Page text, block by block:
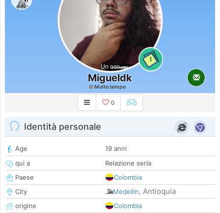
1
Un oso
Migueldk
Molto tempo
0
Identità personale
Age
19 anni
qui a
Relazione seria
Paese
Colombia
City
Medellin, Antioquia
origine
Colombia